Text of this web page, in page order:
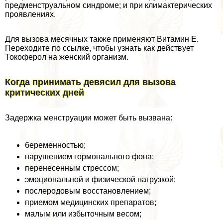
предмeнcтpуальном синдроме; и при климактерических
проявлениях.
Для вызова мecячных также применяют Витамин Е.
Переходите по ссылке, чтобы узнать как действует
Токоферол на женский организм.
Когда принимать девясил для вызова
критических дней
Задержка мeнcтpуации может быть вызвана:
беременностью;
нарушением гормонального фона;
перенесенным стрессом;
эмоциональной и физической нагрузкой;
послеродовым восстановлением;
приемом медицинских препаратов;
малым или избыточным весом;